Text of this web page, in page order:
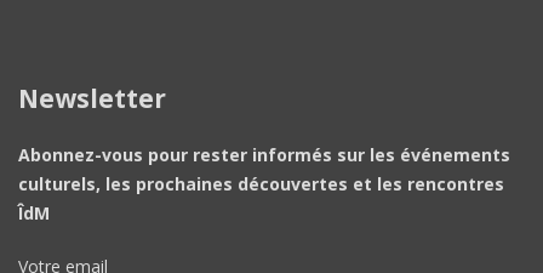
Newsletter
Abonnez-vous pour rester informés sur les événements
culturels, les prochaines découvertes et les rencontres
ÎdM
Votre email